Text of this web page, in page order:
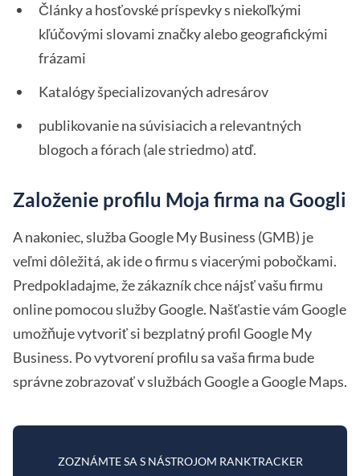
Články a hosťovské príspevky s niekoľkými
kľúčovými slovami značky alebo geografickými
frázami
Katalógy špecializovaných adresárov
publikovanie na súvisiacich a relevantných
blogoch a fórach (ale striedmo) atď.
Založenie profilu Moja firma na Googli
A nakoniec, služba Google My Business (GMB) je
veľmi dôležitá, ak ide o firmu s viacerými pobočkami.
Predpokladajme, že zákazník chce nájsť vašu firmu
online pomocou služby Google. Našťastie vám Google
umožňuje vytvoriť si bezplatný profil Google My
Business. Po vytvorení profilu sa vaša firma bude
správne zobrazovať v službách Google a Google Maps.
ZOZNÁMTE SA S NÁSTROJOM RANKTRACKER